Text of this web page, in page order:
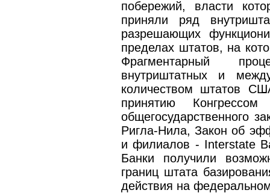
побережий, власти
приняли ряд
разрешающих
пределах штатов, на
Фрагментарный
внутриштатных и
количеством штатов
принятию
общегосударственного
Ригла-Нила, Закон об
и филиалов - Interstate
Банки получили
границ штата
действия на